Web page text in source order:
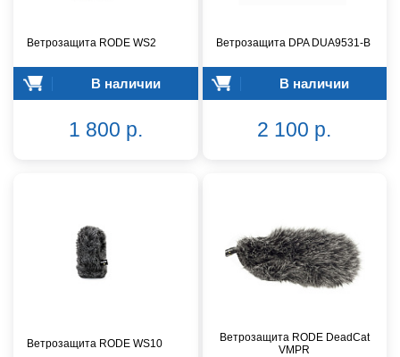
Ветрозащита RODE WS2
В наличии
1 800 р.
Ветрозащита DPA DUA9531-B
В наличии
2 100 р.
Ветрозащита RODE WS10
Ветрозащита RODE DeadCat
VMPR